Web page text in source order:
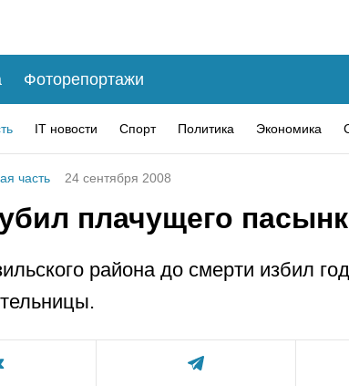
Фоторепортажи
IT новости Спорт Политика Экономика
часть 24 сентября 2008
плачущего
района до смерти избил